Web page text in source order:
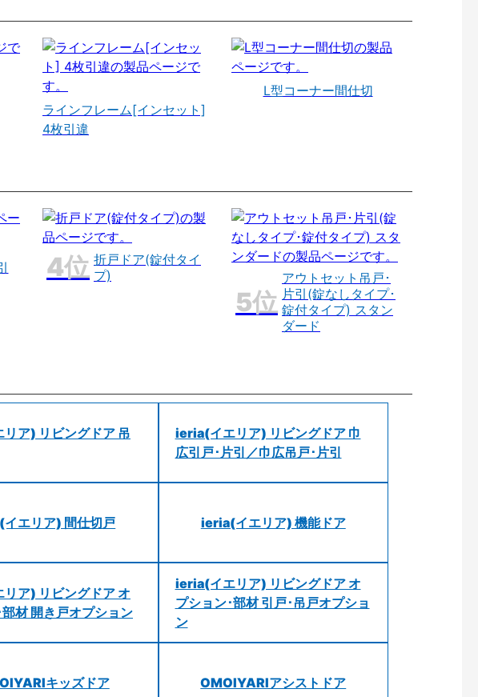
ラインフレーム[インセット]
4枚引違
L型コーナー間仕切
折戸ドア(錠付タイ
プ)
アウトセット吊戸･
片引(錠なしタイプ･
錠付タイプ) スタン
ダード
ア) リビングドア 吊
ieria(イエリア) リビングドア 巾
広引戸･片引／巾広吊戸･片引
エリア) 間仕切戸 ieria(イエリア) 機能ドア
ア) リビングドア オ
材 開き戸オプション
ieria(イエリア) リビングドア オ
プション･部材 引戸･吊戸オプショ
ン
キッズドア OMOIYARIアシストドア